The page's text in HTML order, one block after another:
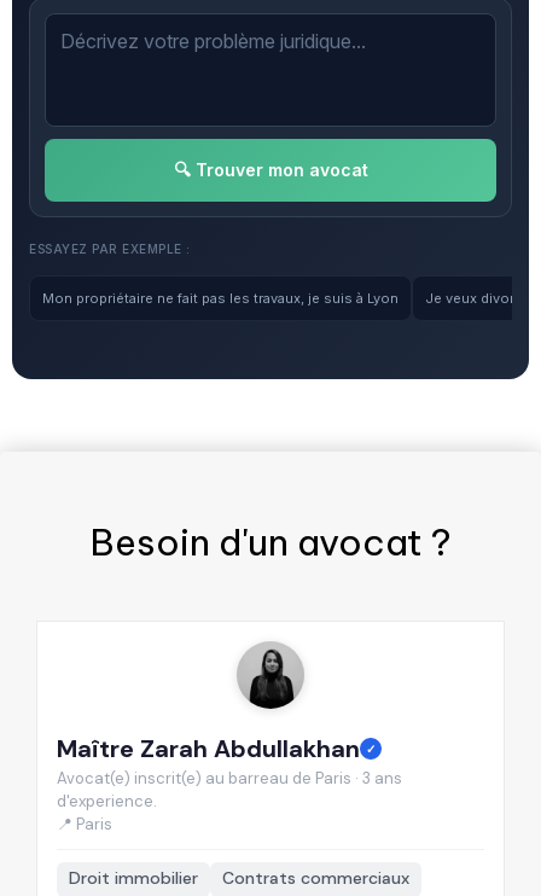
🔍 Trouver mon avocat
ESSAYEZ PAR EXEMPLE :
Mon propriétaire ne fait pas les travaux, je suis à Lyon Je veux
Besoin d'un avocat ?
Maître Zarah Abdullakhan ✓
Avocat(e) inscrit(e) au barreau de Paris · 3 ans
d'experience.
📍 Paris
Droit immobilier
Contrats commerciaux